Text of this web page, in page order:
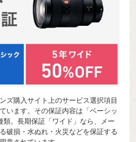
ズ購入サイト上のサービス選択項目
います。その保証内容は「ベーシッ
類。長期保証「ワイド」なら、メー
破損・水ぬれ・火災などを保証する